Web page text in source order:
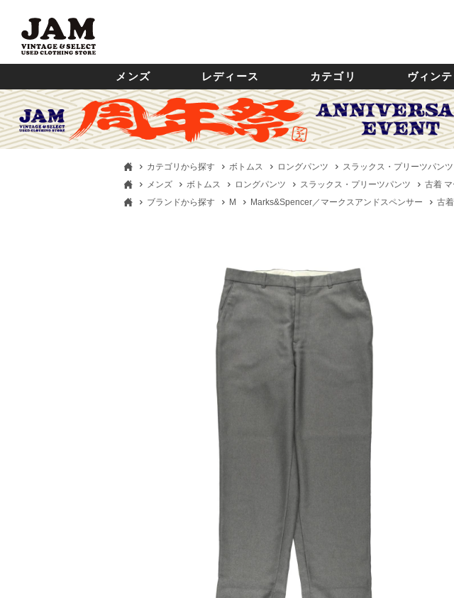
メンズ レディース カテゴリ ヴィン
カテゴリから探す ボトムス ロングパンツ スラックス・プリーツパンツ
メンズ
ボトムス ロングパンツ スラックス・プリーツパンツ
古着
ブランドから探す
M Marks&Spencer／マークスアンドスペンサー 古